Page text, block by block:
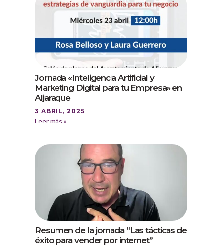
Jornada «Inteligencia Artificial y
Marketing Digital para tu Empresa» en
Aljaraque
3 ABRIL, 2025
Leer más »
Resumen de la jornada “Las tácticas de
éxito para vender por internet”